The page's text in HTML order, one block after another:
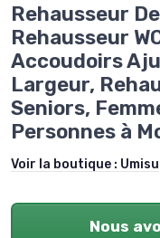
Rehausseur
Rehausseur
Accoudoirs
Largeur,
Seniors,
Personnes à
Voir la boutique : Umisu
Nous